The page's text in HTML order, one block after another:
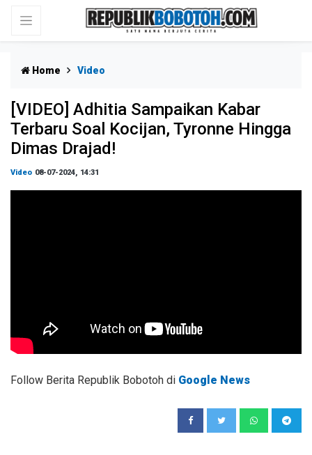
Home Video
[VIDEO] Adhitia Sampaikan Kabar
Terbaru Soal Kocijan, Tyronne Hingga
Dimas Drajad!
Video 08-07-2024, 14:31
Follow Berita Republik Bobotoh di Google News